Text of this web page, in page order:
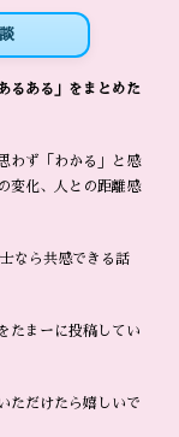
るある」をまとめた
わず「わかる」と感
変化、人との距離感
なら共感できる話
たまーに投稿してい
ただけたら嬉しいで